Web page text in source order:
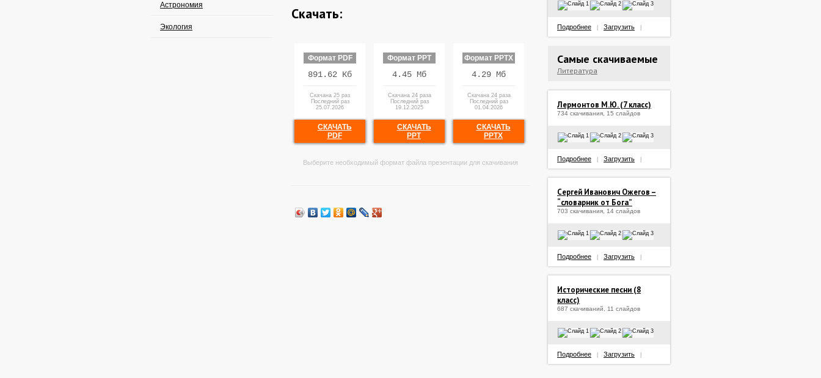
Астрономия
Экология
Скачать:
Формат PDF
891.62 Кб
Скачана 25 раз
Последний раз
25.07.2026
СКАЧАТЬ
PDF
Формат PPT
4.45 Мб
Скачана 24 раза
Последний раз
19.12.2025
СКАЧАТЬ
PPT
Формат PPTX
4.29 Мб
Скачана 24 раза
Последний раз
01.04.2026
СКАЧАТЬ
PPTX
Выберите необходимый формат файла презентации для скачивания
Подробнее Загрузить
Самые скачиваемые
Литература
Лермонтов М.Ю. (7 класс)
734 скачивания, 15 слайдов
Подробнее Загрузить
Сергей Иванович Ожегов –
“словарник от Бога”
703 скачивания, 14 слайдов
Подробнее Загрузить
Исторические песни (8
класс)
687 скачиваний, 11 слайдов
Подробнее Загрузить